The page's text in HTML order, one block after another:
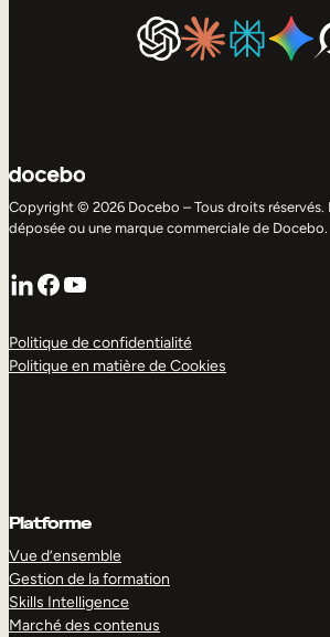
Copyright © 2026 Docebo – Tous droits réservés.
déposée ou une marque commerciale de Docebo.
LinkedIn
Facebook
YouTube
Politique de confidentialité
Politique en matière de Cookies
Platforme
Vue d’ensemble
Gestion de la formation
Skills Intelligence
Marché des contenus